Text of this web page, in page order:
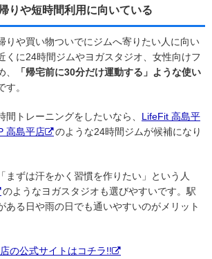
りや短時間利用に向いている
りや買い物ついでにジムへ寄りたい人に向い
くに24時間ジムやヨガスタジオ、女性向けフ
「帰宅前に30分だけ運動する」ような使い
。
間トレーニングをしたいなら、 LifeFit 高島平
高島平店
のような24時間ジムが候補になり
まずは汗をかく習慣を作りたい」という人
のようなヨガスタジオも選びやすいです。駅
ある日や雨の日でも通いやすいのがメリット
の公式サイトはコチラ!!